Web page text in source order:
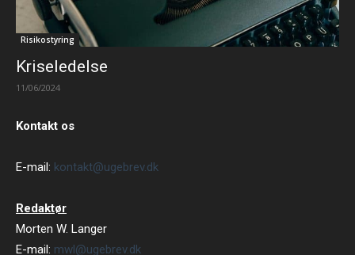
Risikostyring
Kriseledelse
11/06/2024
Kontakt os
E-mail: kontakt@ugebrev.dk
Redaktør
Morten W. Langer
E-mail: mwl@ugebrev.dk